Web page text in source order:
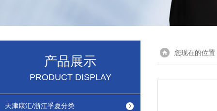
产品展示
PRODUCT DISPLAY
天津康汇/浙江孚夏分类
您现在的位置